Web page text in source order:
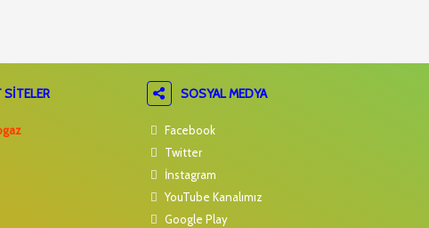
SOSYAL MEDYA
Facebook
Twitter
İnstagram
YouTube Kanalımız
Google Play